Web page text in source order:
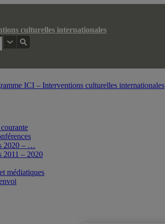
culturelles internationales
ICI – Interventions culturelles internationales
2020 – …
2011 – 2020
médiatiques